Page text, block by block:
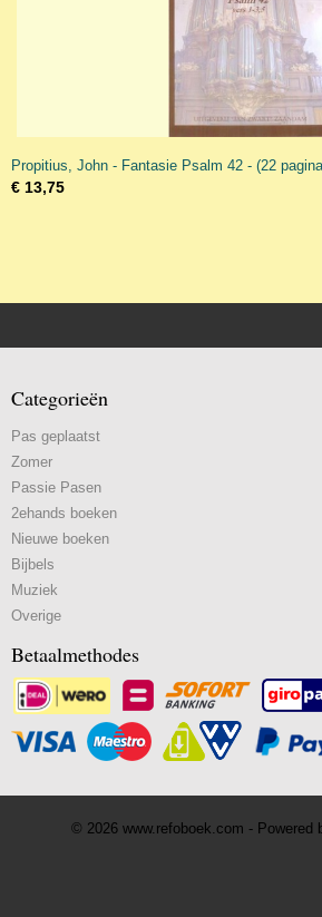
Propitius, John - Fantasie Psalm 42 - (22
€ 13,75
Categorieën
Pas geplaatst
Zomer
Passie Pasen
2ehands boeken
Nieuwe boeken
Bijbels
Muziek
Overige
Betaalmethodes
© 2026 www.refoboek.com - Powered